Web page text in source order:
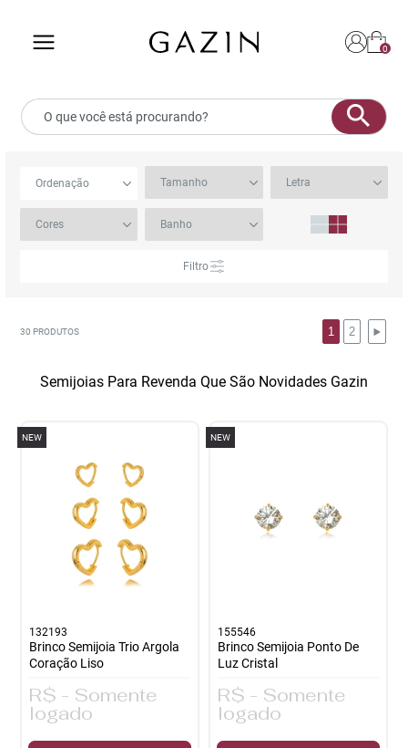
0
Filtro
30 PRODUTOS 1 2
Semijoias Para Revenda Que São Novidades Gazin
NEW
132193
Brinco Semijoia Trio Argola
Coração Liso
R$ - Somente
logado
NEW
155546
Brinco Semijoia Ponto De
Luz Cristal
R$ - Somente
logado